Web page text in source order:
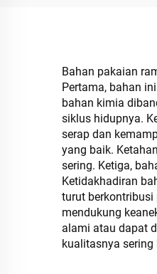
Bahan pakaian
Pertama, bahan
bahan kimia
siklus hidupnya.
serap dan
yang baik.
sering. Ketiga,
Ketidakhadiran
turut berkontribusi
mendukung
alami atau dapat
kualitasnya